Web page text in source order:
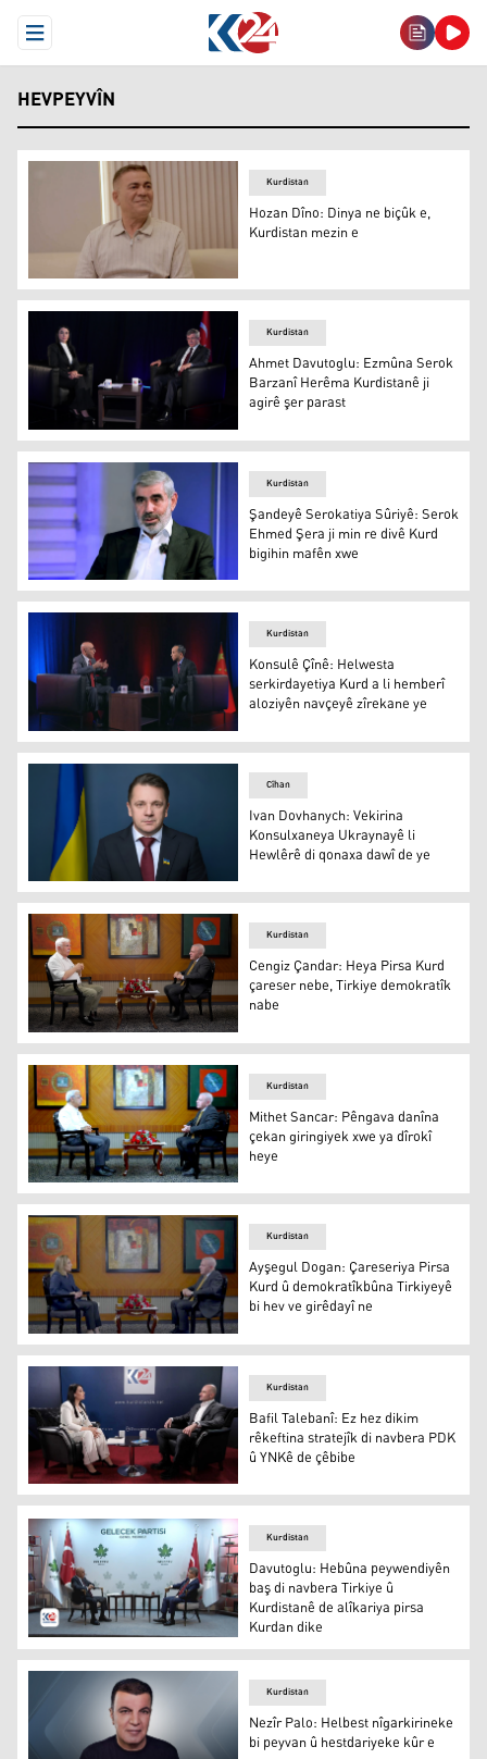
Open Menu
HEVPEYVÎN
Hozan Dîno: Dinya ne biçûk e, Kurdistan mezin e
Kurdistan
Hozan Dîno: Dinya ne biçûk e,
Kurdistan mezin e
Ahmet Davutoglu: Ezmûna Serok Barzanî Herêma
Kurdistan
Ahmet Davutoglu: Ezmûna Serok
Barzanî Herêma Kurdistanê ji
agirê şer parast
Şandeyê Serokatiya Sûriyê: Serok Ehmed Şera ji min
Kurdistan
Şandeyê Serokatiya Sûriyê: Serok
Ehmed Şera ji min re divê Kurd
bigihin mafên xwe
Konsulê Çînê: Helwesta serkirdayetiya Kurd a li
Kurdistan
Konsulê Çînê: Helwesta
serkirdayetiya Kurd a li hemberî
aloziyên navçeyê zîrekane ye
Ivan Dovhanych: Vekirina Konsulxaneya Ukraynayê li
Cîhan
Ivan Dovhanych: Vekirina
Konsulxaneya Ukraynayê li
Hewlêrê di qonaxa dawî de ye
Cengiz Çandar: Heya Pirsa Kurd çareser nebe, Tirkiye
Kurdistan
Cengiz Çandar: Heya Pirsa Kurd
çareser nebe, Tirkiye demokratîk
nabe
Mithet Sancar û Cemal Batun
Kurdistan
Mithet Sancar: Pêngava danîna
çekan giringiyek xwe ya dîrokî
heye
Ayşegul Dogan: Çareseriya Pirsa Kurd û
Kurdistan
Ayşegul Dogan: Çareseriya Pirsa
Kurd û demokratîkbûna Tirkiyeyê
bi hev ve girêdayî ne
Bafil Talebanî: Ez hez dikim rêkeftina stratejîk di
Kurdistan
Bafil Talebanî: Ez hez dikim
rêkeftina stratejîk di navbera PDK
û YNKê de çêbibe
Davutoglu: Hebûna peywendiyên baş di navbera
Kurdistan
Davutoglu: Hebûna peywendiyên
baş di navbera Tirkiye û
Kurdistanê de alîkariya pirsa
Kurdan dike
Kurdistan
Nezîr Palo: Helbest nîgarkirineke
bi peyvan û hestdariyeke kûr e